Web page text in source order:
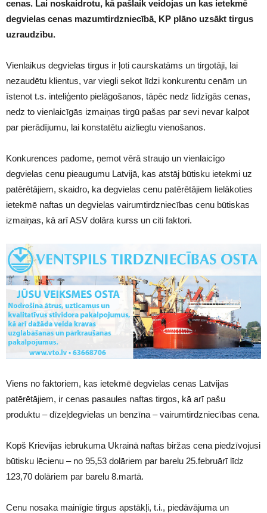
cenas. Lai noskaidrotu, kā pašlaik veidojas un kas ietekmē
degvielas cenas mazumtirdzniecībā, KP plāno uzsākt tirgus
uzraudzību.
Vienlaikus degvielas tirgus ir ļoti caurskatāms un tirgotāji, lai
nezaudētu klientus, var viegli sekot līdzi konkurentu cenām un
īstenot t.s. inteliģento pielāgošanos, tāpēc nedz līdzīgās cenas,
nedz to vienlaicīgās izmaiņas tirgū pašas par sevi nevar kalpot
par pierādījumu, lai konstatētu aizliegtu vienošanos.
Konkurences padome, ņemot vērā straujo un vienlaicīgo
degvielas cenu pieaugumu Latvijā, kas atstāj būtisku ietekmi uz
patērētājiem, skaidro, ka degvielas cenu patērētājiem lielākoties
ietekmē naftas un degvielas vairumtirdzniecības cenu būtiskas
izmaiņas, kā arī ASV dolāra kurss un citi faktori.
Viens no faktoriem, kas ietekmē degvielas cenas Latvijas
patērētājiem, ir cenas pasaules naftas tirgos, kā arī pašu
produktu – dīzeļdegvielas un benzīna – vairumtirdzniecības cena.
Kopš Krievijas iebrukuma Ukrainā naftas biržas cena piedzīvojusi
būtisku lēcienu – no 95,53 dolāriem par barelu 25.februārī līdz
123,70 dolāriem par barelu 8.martā.
Cenu nosaka mainīgie tirgus apstākļi, t.i., piedāvājuma un